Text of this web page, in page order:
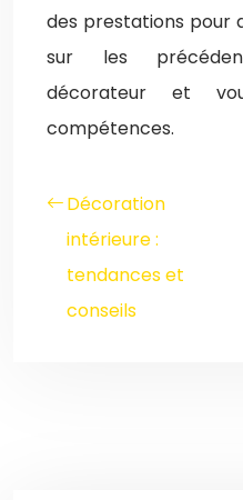
des prestations pour
sur les
décorateur et
compétences.
Décoration
intérieure :
tendances et
conseils